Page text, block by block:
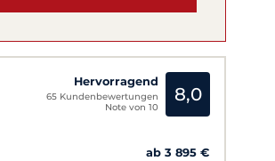
Hervorragend
65 Kundenbewertungen
Note von 10
8,0
ab 3 895 €